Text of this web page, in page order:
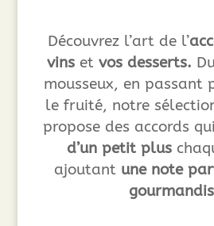
Découvrez l’art de l’
vinset vos desserts.
mousseux, en passant
le fruité, notre
propose des accords
d’un petit plus
ajoutant une note